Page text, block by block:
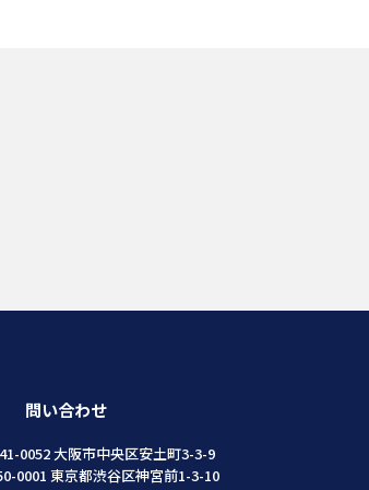
問い合わせ
0052 大阪市中央区安土町3-3-9
0001 東京都渋谷区神宮前1-3-10